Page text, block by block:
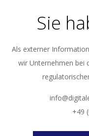
Sie
Als externer
wir Unternehmen bei
+49